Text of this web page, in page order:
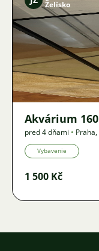
Želísko
Akvárium
pred 4 dňami • Praha,
Vybavenie
1 500 Kč